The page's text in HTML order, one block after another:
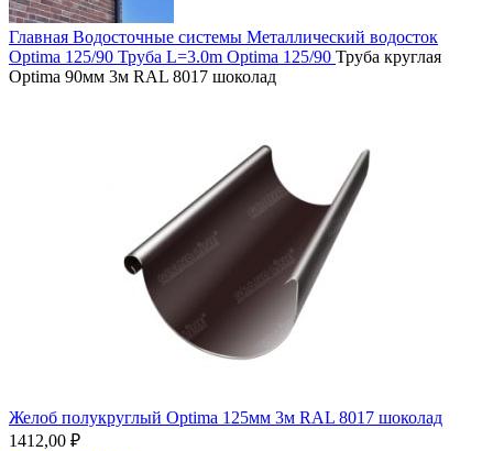
Главная Водосточные системы Металлический водосток
Optima 125/90 Труба L=3.0m Optima 125/90 Труба круглая
Optima 90мм 3м RAL 8017 шоколад
Желоб полукруглый Optima 125мм 3м RAL 8017 шоколад
1412,00 ₽